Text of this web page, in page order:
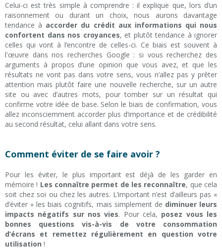
Celui-ci est très simple à comprendre : il explique que, lors d’un
raisonnement ou durant un choix, nous aurons davantage
tendance à accorder du crédit aux informations qui nous
confortent dans nos croyances, et plutôt tendance à ignorer
celles qui vont à l’encontre de celles-ci. Ce biais est souvent à
l'œuvre dans nos recherches Google : si vous recherchez des
arguments à propos d’une opinion que vous avez, et que les
résultats ne vont pas dans votre sens, vous n’allez pas y prêter
attention mais plutôt faire une nouvelle recherche, sur un autre
site ou avec d’autres mots, pour tomber sur un résultat qui
confirme votre idée de base. Selon le biais de confirmation, vous
allez inconsciemment accorder plus d’importance et de crédibilité
au second résultat, celui allant dans votre sens.
Comment éviter de se faire avoir ?
Pour les éviter, le plus important est déjà de les garder en
mémoire ! Les connaître permet de les reconnaître, que cela
soit chez soi ou chez les autres. L’important n’est d’ailleurs pas «
d’éviter » les biais cognitifs, mais simplement de diminuer leurs
impacts négatifs sur nos vies. Pour cela, posez vous les
bonnes questions vis-à-vis de votre consommation
d’écrans et remettez régulièrement en question votre
utilisation !